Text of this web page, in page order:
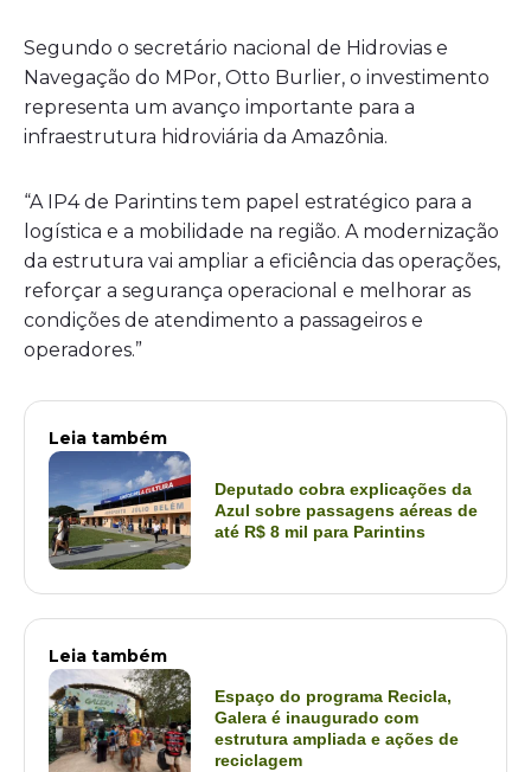
Segundo o secretário nacional de Hidrovias e
Navegação do MPor, Otto Burlier, o investimento
representa um avanço importante para a
infraestrutura hidroviária da Amazônia.
“A IP4 de Parintins tem papel estratégico para a
logística e a mobilidade na região. A modernização
da estrutura vai ampliar a eficiência das operações,
reforçar a segurança operacional e melhorar as
condições de atendimento a passageiros e
operadores.”
Leia também
Deputado cobra explicações da
Azul sobre passagens aéreas de
até R$ 8 mil para Parintins
Leia também
Espaço do programa Recicla,
Galera é inaugurado com
estrutura ampliada e ações de
reciclagem